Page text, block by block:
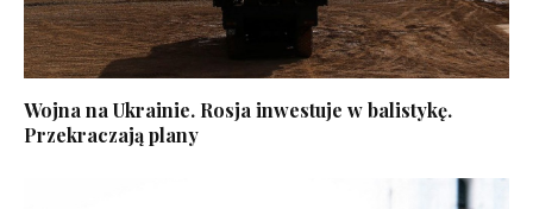
Wojna na Ukrainie. Rosja inwestuje w balistykę.
Przekraczają plany